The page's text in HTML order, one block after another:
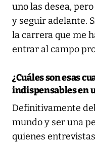
uno las desea,
y seguir adelante.
la carrera que me
entrar al campo
¿Cuáles son esas
indispensables en
Definitivamente
mundo y ser una
quienes